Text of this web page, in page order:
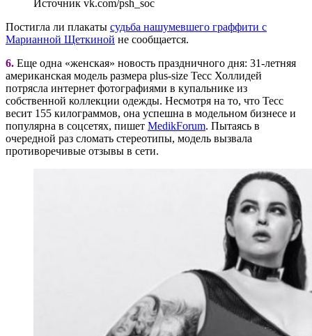
Источник vk.com/psh_soc
Постигла ли плакаты судьба нашумевшего граффити с
Марианной Щеткиной не сообщается.
6. Еще одна «женская» новость праздничного дня: 31-летняя
американская модель размера plus-size Тесс Холлидей
потрясла интернет фотографиями в купальнике из
собственной коллекции одежды. Несмотря на то, что Тесс
весит 155 килограммов, она успешна в модельном бизнесе и
популярна в соцсетях, пишет MedikForum. Пытаясь в
очередной раз сломать стереотипы, модель вызвала
противоречивые отзывы в сети.